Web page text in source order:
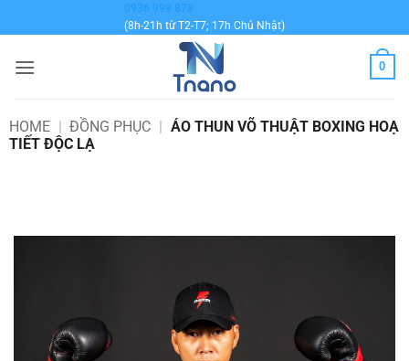
qua
dung
0936 999 878
(8h-21h từ T2-T7; 17h Chủ Nhật)
0
HOME | ĐỒNG PHỤC | ÁO THUN VÕ THUẬT BOXING HOẠ
TIẾT ĐỘC LẠ